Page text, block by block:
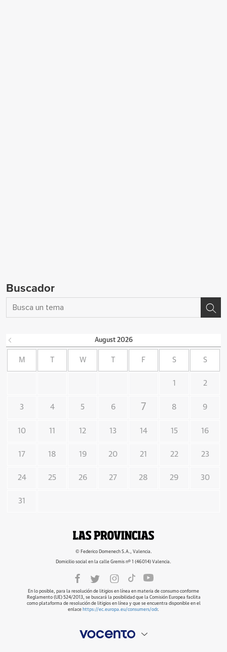
Buscador
August 2026
M T W T F S S
1 2
3 4 5 6 7 8 9
10 11 12 13 14 15 16
17 18 19 20 21 22 23
24 25 26 27 28 29 30
31
© Federico Domenech S.A., Valencia.
Domicilio social en la calle Gremis nº 1 (46014) Valencia.
En lo posible, para la resolución de litigios en línea en materia de consumo conforme
Reglamento (UE) 524/2013, se buscará la posibilidad que la Comisión Europea facilita
como plataforma de resolución de litigios en línea y que se encuentra disponible en el
enlace https://ec.europa.eu/consumers/odr.